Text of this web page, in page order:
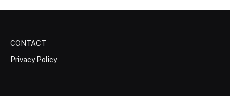
CONTACT
Privacy Policy